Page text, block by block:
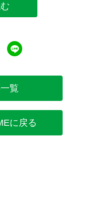
ト
シェア
覧
に戻る